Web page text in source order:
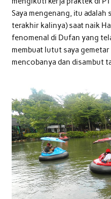
Saya mengenang, itu adalah
terakhir kalinya) saat naik
fenomenal di Dufan yang
membuat lutut saya
mencobanya dan disambut